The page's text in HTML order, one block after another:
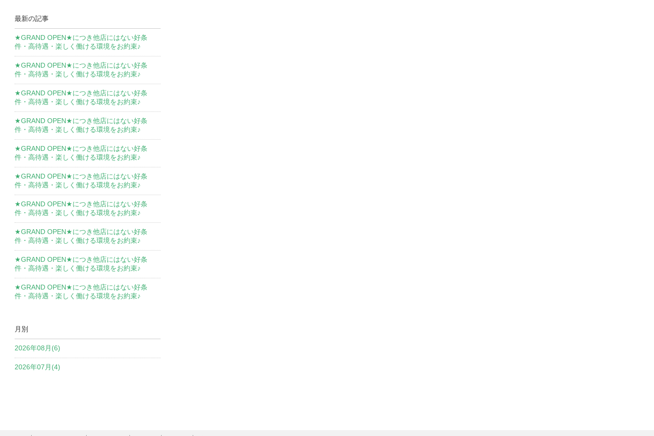
最新の記事
★GRAND OPEN★につき他店にはない好条
件・高待遇・楽しく働ける環境をお約束♪
★GRAND OPEN★につき他店にはない好条
件・高待遇・楽しく働ける環境をお約束♪
★GRAND OPEN★につき他店にはない好条
件・高待遇・楽しく働ける環境をお約束♪
★GRAND OPEN★につき他店にはない好条
件・高待遇・楽しく働ける環境をお約束♪
★GRAND OPEN★につき他店にはない好条
件・高待遇・楽しく働ける環境をお約束♪
★GRAND OPEN★につき他店にはない好条
件・高待遇・楽しく働ける環境をお約束♪
★GRAND OPEN★につき他店にはない好条
件・高待遇・楽しく働ける環境をお約束♪
★GRAND OPEN★につき他店にはない好条
件・高待遇・楽しく働ける環境をお約束♪
★GRAND OPEN★につき他店にはない好条
件・高待遇・楽しく働ける環境をお約束♪
★GRAND OPEN★につき他店にはない好条
件・高待遇・楽しく働ける環境をお約束♪
月別
2026年08月(6)
2026年07月(4)